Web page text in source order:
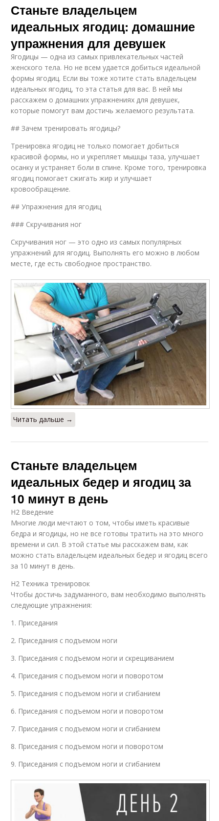
Станьте владельцем
идеальных ягодиц: домашние
упражнения для девушек
Ягодицы — одна из самых привлекательных частей
женского тела. Но не всем удается добиться идеальной
формы ягодиц. Если вы тоже хотите стать владельцем
идеальных ягодиц, то эта статья для вас. В ней мы
расскажем о домашних упражнениях для девушек,
которые помогут вам достичь желаемого результата.
## Зачем тренировать ягодицы?
Тренировка ягодиц не только помогает добиться
красивой формы, но и укрепляет мышцы таза, улучшает
осанку и устраняет боли в спине. Кроме того, тренировка
ягодиц помогает сжигать жир и улучшает
кровообращение.
## Упражнения для ягодиц
### Скручивания ног
Скручивания ног — это одно из самых популярных
упражнений для ягодиц. Выполнять его можно в любом
месте, где есть свободное пространство.
Читать дальше →
Станьте владельцем
идеальных бедер и ягодиц за
10 минут в день
H2 Введение
Многие люди мечтают о том, чтобы иметь красивые
бедра и ягодицы, но не все готовы тратить на это много
времени и сил. В этой статье мы расскажем вам, как
можно стать владельцем идеальных бедер и ягодиц всего
за 10 минут в день.
H2 Техника тренировок
Чтобы достичь задуманного, вам необходимо выполнять
следующие упражнения:
1. Приседания
2. Приседания с подъемом ноги
3. Приседания с подъемом ноги и скрещиванием
4. Приседания с подъемом ноги и поворотом
5. Приседания с подъемом ноги и сгибанием
6. Приседания с подъемом ноги и поворотом
7. Приседания с подъемом ноги и сгибанием
8. Приседания с подъемом ноги и поворотом
9. Приседания с подъемом ноги и сгибанием